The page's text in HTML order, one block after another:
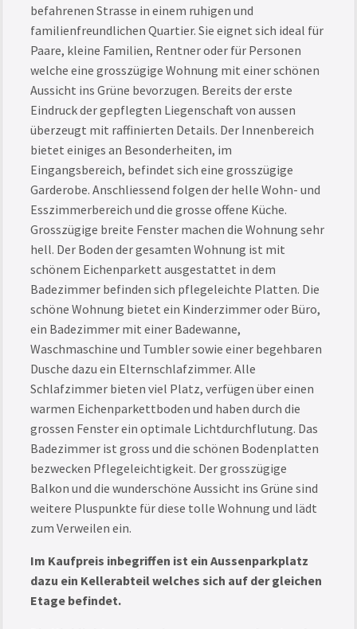
befahrenen Strasse in einem ruhigen und
familienfreundlichen Quartier. Sie eignet sich ideal für
Paare, kleine Familien, Rentner oder für Personen
welche eine grosszügige Wohnung mit einer schönen
Aussicht ins Grüne bevorzugen. Bereits der erste
Eindruck der gepflegten Liegenschaft von aussen
überzeugt mit raffinierten Details. Der Innenbereich
bietet einiges an Besonderheiten, im
Eingangsbereich, befindet sich eine grosszügige
Garderobe. Anschliessend folgen der helle Wohn- und
Esszimmerbereich und die grosse offene Küche.
Grosszügige breite Fenster machen die Wohnung sehr
hell. Der Boden der gesamten Wohnung ist mit
schönem Eichenparkett ausgestattet in dem
Badezimmer befinden sich pflegeleichte Platten. Die
schöne Wohnung bietet ein Kinderzimmer oder Büro,
ein Badezimmer mit einer Badewanne,
Waschmaschine und Tumbler sowie einer begehbaren
Dusche dazu ein Elternschlafzimmer. Alle
Schlafzimmer bieten viel Platz, verfügen über einen
warmen Eichenparkettboden und haben durch die
grossen Fenster ein optimale Lichtdurchflutung. Das
Badezimmer ist gross und die schönen Bodenplatten
bezwecken Pflegeleichtigkeit. Der grosszügige
Balkon und die wunderschöne Aussicht ins Grüne sind
weitere Pluspunkte für diese tolle Wohnung und lädt
zum Verweilen ein.
Im Kaufpreis inbegriffen ist ein Aussenparkplatz
dazu ein Kellerabteil welches sich auf der gleichen
Etage befindet.